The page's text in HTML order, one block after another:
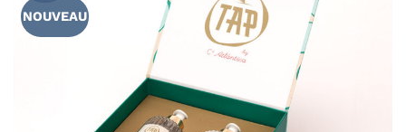
NOUVEAU
SOUHAITS